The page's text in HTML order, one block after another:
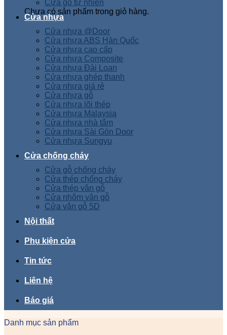
Chưa có sản phẩm trong giỏ hàng.
Cửa gỗ tự nhiên
Cửa nhựa
Cửa nhựa @Door
Cửa nhựa ABS Hàn Quốc
Cửa nhựa cao cấp
Cửa nhựa Composite
Cửa nhựa Đài Loan
Cửa nhựa ghép thanh
Cửa nhựa giá rẻ
Cửa nhựa gỗ
Cửa nhựa lõi thép
Cửa nhựa Malaysia
Cửa nhựa nhà tắm
Cửa nhựa Sài Gòn Door
Cửa nhựa Sungyu
Cửa chống cháy
Cửa gỗ chống cháy
Cửa thép chống cháy
Cửa thép vân gỗ
Cửa nhôm vân gỗ
Cửa vân gỗ 5D
Nội thất
Phụ kiện cửa
Tin tức
Liên hệ
Báo giá
Danh mục sản phẩm